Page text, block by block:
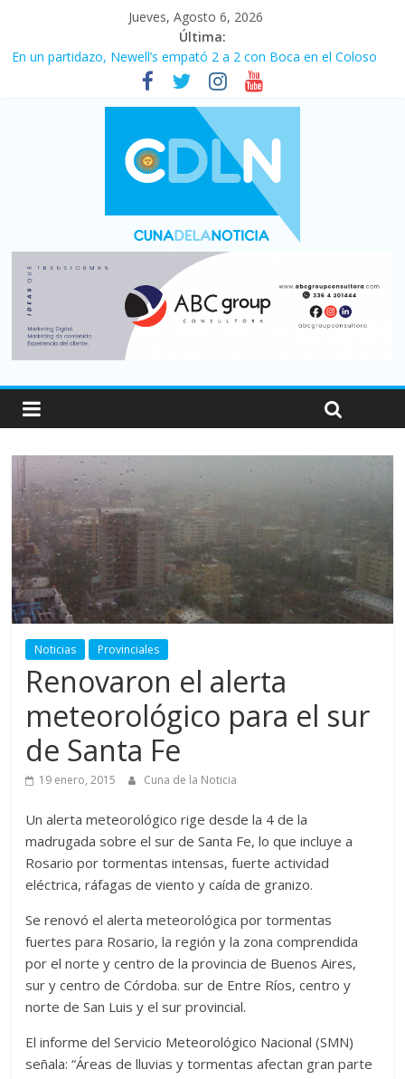
Jueves, Agosto 6, 2026
Última:
Pullaro mejora sus relaciones con el Gobierno nacional
En un partidazo, Newell’s empató 2 a 2 con Boca en el Coloso
Vacaciones de invierno con más movimiento y consumo
turístico: 4,6 millones de personas viajaron por el país, un 5,9%
Fuerte caída de la venta de autos usados en julio: bajó un 12,6%
Central venció 1 a 0 al River de Coudet en el Monumental
Noticias Provinciales
Renovaron el alerta
meteorológico para el sur
de Santa Fe
19 enero, 2015 Cuna de la Noticia
Un alerta meteorológico rige desde la 4 de la
madrugada sobre el sur de Santa Fe, lo que incluye a
Rosario por tormentas intensas, fuerte actividad
eléctrica, ráfagas de viento y caída de granizo.
Se renovó el alerta meteorológica por tormentas
fuertes para Rosario, la región y la zona comprendida
por el norte y centro de la provincia de Buenos Aires,
sur y centro de Córdoba. sur de Entre Ríos, centro y
norte de San Luis y el sur provincial.
El informe del Servicio Meteorológico Nacional (SMN)
señala: “Áreas de lluvias y tormentas afectan gran parte